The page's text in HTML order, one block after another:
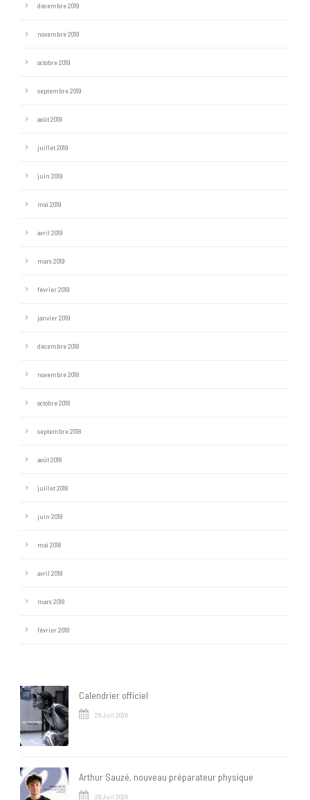
décembre 2019
novembre 2019
octobre 2019
septembre 2019
août 2019
juillet 2019
juin 2019
mai 2019
avril 2019
mars 2019
février 2019
janvier 2019
décembre 2018
novembre 2018
octobre 2018
septembre 2018
août 2018
juillet 2018
juin 2018
mai 2018
avril 2018
mars 2018
février 2018
Calendrier officiel
29 Juil 2026
Arthur Sauzé, nouveau préparateur physique
29 Juil 2026